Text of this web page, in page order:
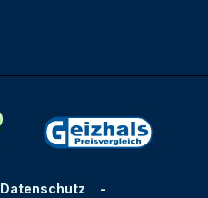
Datenschutz
-